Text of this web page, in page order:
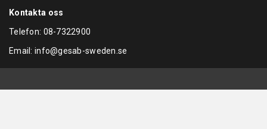
Kontakta oss
Telefon: 08-7322900
Email: info@gesab-sweden.se